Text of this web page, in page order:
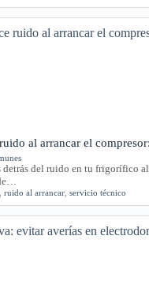
al arrancar el
detrás del ruido en tu frigorífico
ruido al arrancar servicio técnico